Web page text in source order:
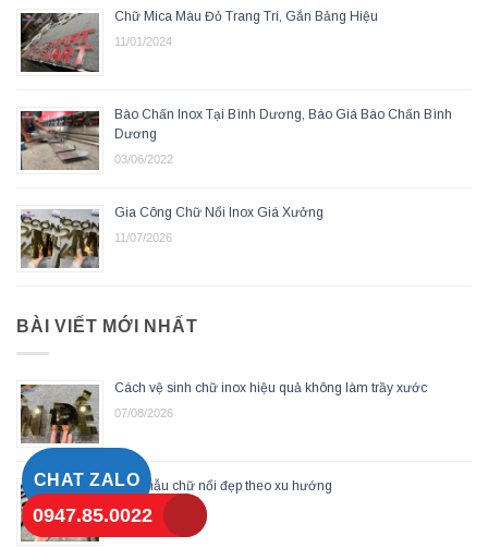
CHAT ZALO
0947.85.0022
Chữ Mica Màu Đỏ Trang Trí, Gắn Bảng Hiệu
11/01/2024
Bào Chấn Inox Tại Bình Dương, Báo Giá Bào Chấn Bình
Dương
03/06/2022
Gia Công Chữ Nổi Inox Giá Xưởng
11/07/2026
BÀI VIẾT MỚI NHẤT
Cách vệ sinh chữ inox hiệu quả không làm trầy xước
07/08/2026
Các mẫu chữ nổi đẹp theo xu hướng
07/08/2026